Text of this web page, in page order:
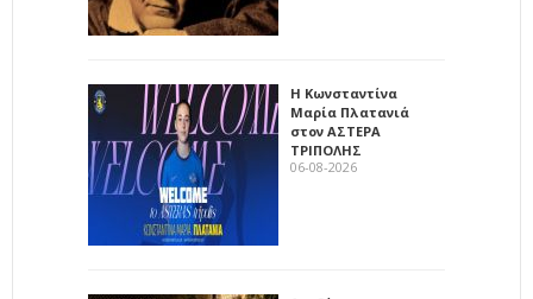
Η Κωνσταντίνα
Μαρία Πλατανιά
στον ΑΣΤΕΡΑ
ΤΡΙΠΟΛΗΣ
06-08-2026